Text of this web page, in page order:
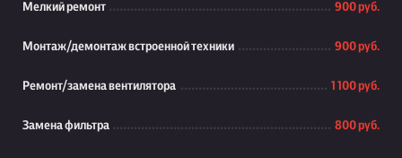
Мелкий ремонт 900 руб.
Монтаж/демонтаж встроенной техники 900 руб.
Ремонт/замена вентилятора 1 100 руб.
Замена фильтра 800 руб.